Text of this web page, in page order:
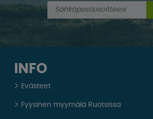
INFO
Evästeet
Fyysinen myymälä Ruotsissa